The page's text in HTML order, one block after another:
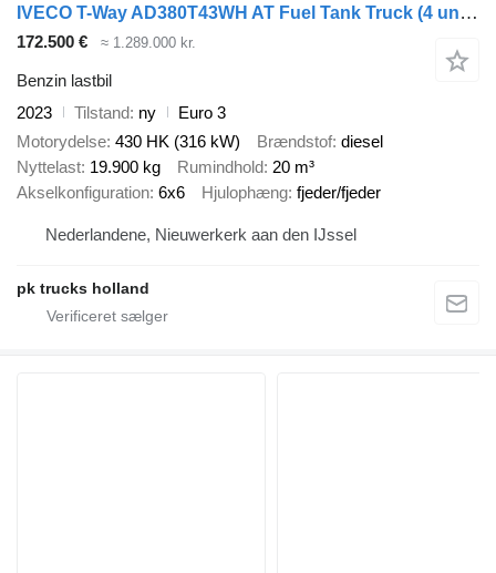
IVECO T-Way AD380T43WH AT Fuel Tank Truck (4 units)
172.500 €
≈ 1.289.000 kr.
Benzin lastbil
2023
Tilstand ny
Euro 3
Motorydelse 430 HK (316 kW) Brændstof diesel
Nyttelast 19.900 kg Rumindhold 20 m³
Akselkonfiguration 6x6 Hjulophæng fjeder/fjeder
Nederlandene, Nieuwerkerk aan den IJssel
pk trucks holland